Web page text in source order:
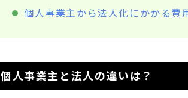
個人事業主から法人化にかかる費
個人事業主と法人の違いは？